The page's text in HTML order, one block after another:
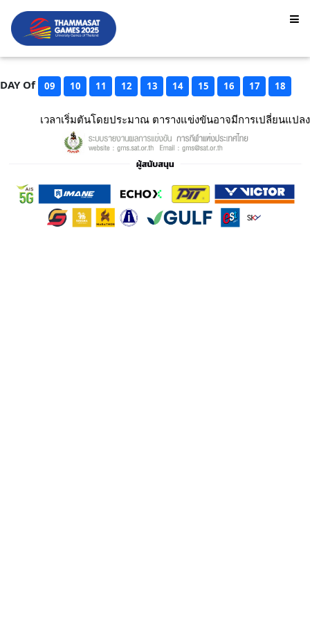
DAY Of 09 10 11 12 13 14 15 16 17 18
เวลาเริ่มตันโดยประมาณ ตารางแข่งขันอาจมีการเปลี่ยนแปลง